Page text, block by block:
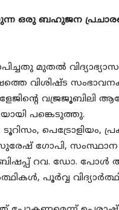
ഒരു ബഹുജന
മുതൽ
വിശിഷ്ട
വജ്രജൂബിലി
പങ്കെടുത്തു.
ടൂറിസം, പെട്രോളിയം,
ഗോപി, സംസ്ഥാന
റവ. ഡോ. പോൾ
പൂർവ്വ